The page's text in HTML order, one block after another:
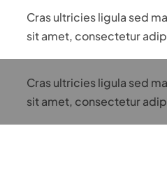
Cras ultricies ligula sed
sit amet, consectetur
Cras ultricies ligula sed
sit amet, consectetur